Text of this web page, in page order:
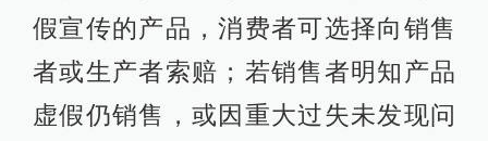
假宣传的产品，消费者可选择向销售
者或生产者索赔；若销售者明知产品
虚假仍销售，或因重大过失未发现问